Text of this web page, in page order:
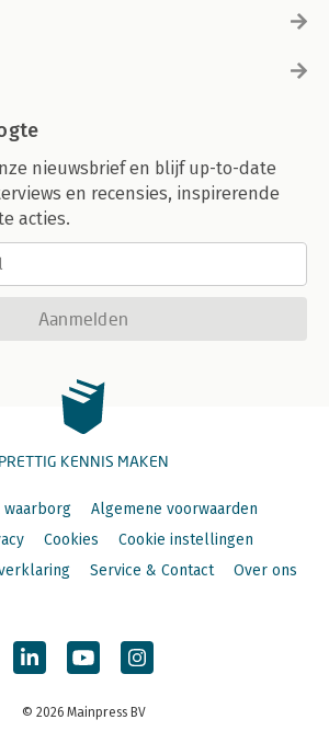
nieuwsbrief en blijf up-to-date
en recensies, inspirerende
acties.
Aanmelden
PRETTIG KENNIS MAKEN
waarborg
Algemene voorwaarden
Cookies
Cookie instellingen
Service & Contact Over ons
© 2026 Mainpress BV